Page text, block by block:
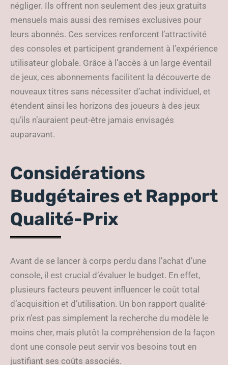
négliger. Ils offrent non seulement des jeux gratuits
mensuels mais aussi des remises exclusives pour
leurs abonnés. Ces services renforcent l’attractivité
des consoles et participent grandement à l’expérience
utilisateur globale. Grâce à l’accès à un large éventail
de jeux, ces abonnements facilitent la découverte de
nouveaux titres sans nécessiter d’achat individuel, et
étendent ainsi les horizons des joueurs à des jeux
qu’ils n’auraient peut-être jamais envisagés
auparavant.
Considérations
Budgétaires et Rapport
Qualité-Prix
Avant de se lancer à corps perdu dans l’achat d’une
console, il est crucial d’évaluer le budget. En effet,
plusieurs facteurs peuvent influencer le coût total
d’acquisition et d’utilisation. Un bon rapport qualité-
prix n’est pas simplement la recherche du modèle le
moins cher, mais plutôt la compréhension de la façon
dont une console peut servir vos besoins tout en
justifiant ses coûts associés.